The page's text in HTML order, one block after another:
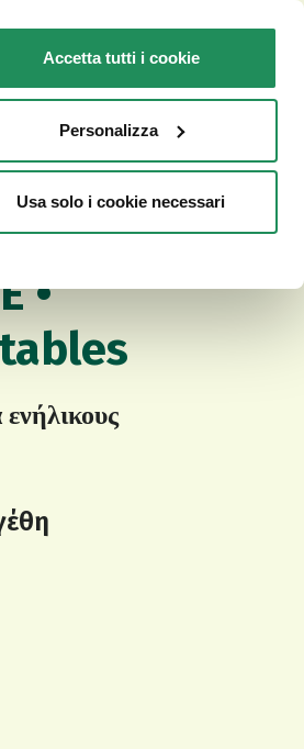
Accetta tutti i cookie
Personalizza
Usa solo i cookie necessari
ΠΩΛΗΣΗΣ
•